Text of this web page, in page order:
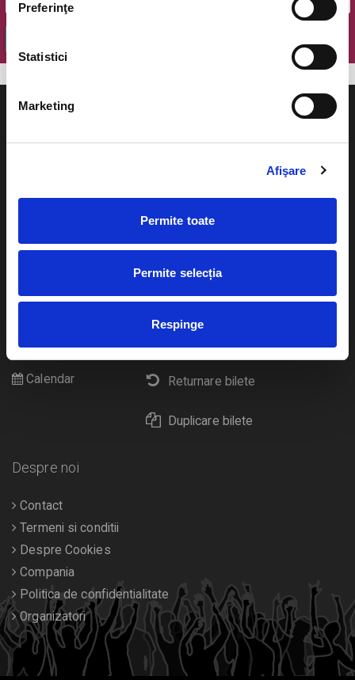
Preferinţe
Statistici
Marketing
Afişare
Permite toate
Permite selecția
Respinge
Cum comand bilete?
eBilet printat acasa
Returnare bilete
Duplicare bilete
Pentru copii
Diverse
Calendar
Despre noi
Contact
Termeni si conditii
Despre Cookies
Compania
Politica de confidentialitate
Organizatori